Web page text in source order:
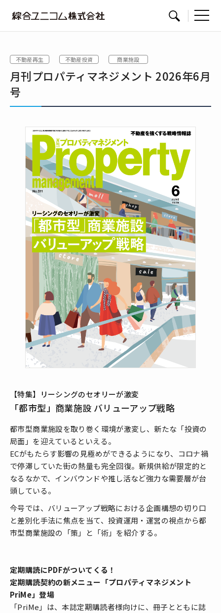
ニ
コ
ム
月刊プロパティマネジメント 2026年6月
号
不動産再生 不動産投資 商業施設
【特集】リーシングのセオリーが激変
「都市型」商業施設 バリューアップ戦略
都市型商業施設を取り巻く環境が激変し、新たな「投資の
局面」を迎えているといえる。
ECがもたらす影響の見極めができるようになり、コロナ禍
で停滞していた街の熱量も完全回復。新規供給が限定的と
なるなかで、インバウンドや推し活など強力な需要層が台
頭している。
今号では、バリューアップ戦略における企画構想の切り口
と差別化手法に焦点を当て、投資運用・運営の視点から都
市型商業施設の「策」と「術」を紹介する。
定期購読にPDFがついてくる！
定期購読契約の新メニュー「プロパティマネジメント
PriMe」登場
「PriMe」は、本誌定期購読者様向けに、冊子とともに誌